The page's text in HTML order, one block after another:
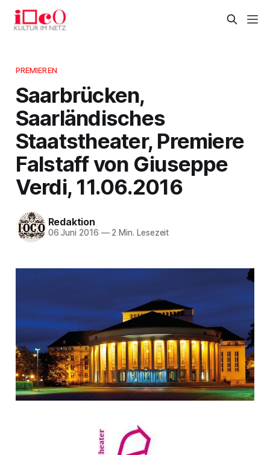
PREMIEREN
Saarbrücken,
Saarländisches
Staatstheater, Premiere
Falstaff von Giuseppe
Verdi, 11.06.2016
Redaktion
06 Juni 2016 —2 Min. Lesezeit